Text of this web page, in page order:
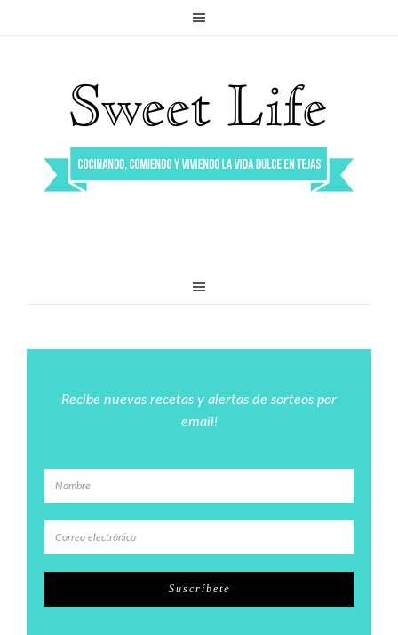
Recibe nuevas recetas y alertas de sorteos por
email!